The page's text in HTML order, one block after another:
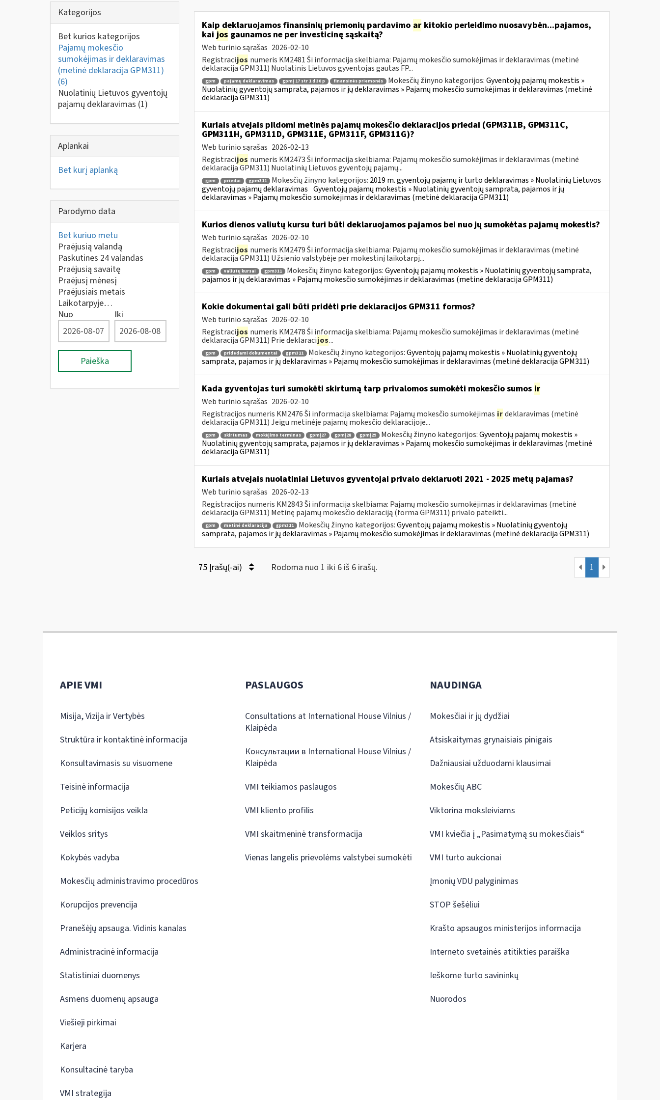
Kategorijos
Bet kurios kategorijos
Pajamų mokesčio
sumokėjimas ir deklaravimas
(metinė deklaracija GPM311)
(6)
Nuolatinių Lietuvos gyventojų
pajamų deklaravimas (1)
Aplankai
Bet kurį aplanką
Parodymo data
Bet kuriuo metu
Praėjusią valandą
Paskutines 24 valandas
Praėjusią savaitę
Praėjusį mėnesį
Praėjusiais metais
Laikotarpyje…
Nuo
Iki
Paieška
Kaip deklaruojamos finansinių priemonių pardavimo arkitokio perleidimo nuosavybėn...pajamos,
kai jos gaunamos ne per investicinę sąskaitą?
Web turinio sąrašas 2026-02-10
Registracijos numeris KM2481 Ši informacija skelbiama: Pajamų mokesčio sumokėjimas ir deklaravimas (metinė
deklaracija GPM311) Nuolatinis Lietuvos gyventojas gautas FP...
gpm pajamų deklaravimas gpmį 17 str 1 d 30 p finansinės priemonės Mokesčių žinyno kategorijos:Gyventojų pajamų mokestis »
Nuolatinių gyventojų samprata, pajamos ir jų deklaravimas » Pajamų mokesčio sumokėjimas ir deklaravimas (metinė
deklaracija GPM311)
Kuriais atvejais pildomi metinės pajamų mokesčio deklaracijos priedai (GPM311B, GPM311C,
GPM311H, GPM311D, GPM311E, GPM311F, GPM311G)?
Web turinio sąrašas 2026-02-13
Registracijos numeris KM2473 Ši informacija skelbiama: Pajamų mokesčio sumokėjimas ir deklaravimas (metinė
deklaracija GPM311) Nuolatinių Lietuvos gyventojų pajamų...
gpm priedai gpm311 Mokesčių žinyno kategorijos: 2019 m. gyventojų pajamų ir turto deklaravimas » Nuolatinių Lietuvos
gyventojų pajamų deklaravimas Gyventojų pajamų mokestis » Nuolatinių gyventojų samprata, pajamos ir jų
deklaravimas » Pajamų mokesčio sumokėjimas ir deklaravimas (metinė deklaracija GPM311)
Kurios dienos valiutų kursu turi būti deklaruojamos pajamos bei nuo jų sumokėtas pajamų mokestis?
Web turinio sąrašas 2026-02-10
Registracijos numeris KM2479 Ši informacija skelbiama: Pajamų mokesčio sumokėjimas ir deklaravimas (metinė
deklaracija GPM311) Užsienio valstybėje per mokestinį laikotarpį...
gpm valiutų kursai gpm311 Mokesčių žinyno kategorijos:Gyventojų pajamų mokestis » Nuolatinių gyventojų samprata,
pajamos ir jų deklaravimas » Pajamų mokesčio sumokėjimas ir deklaravimas (metinė deklaracija GPM311)
Kokie dokumentai gali būti pridėti prie deklaracijos GPM311 formos?
Web turinio sąrašas 2026-02-10
Registracijos numeris KM2478 Ši informacija skelbiama: Pajamų mokesčio sumokėjimas ir deklaravimas (metinė
deklaracija GPM311) Prie deklaracijos...
gpm pridedami dokumentai gpm311 Mokesčių žinyno kategorijos:Gyventojų pajamų mokestis » Nuolatinių gyventojų
samprata, pajamos ir jų deklaravimas » Pajamų mokesčio sumokėjimas ir deklaravimas (metinė deklaracija GPM311)
Kada gyventojas turi sumokėti skirtumą tarp privalomos sumokėti mokesčio sumos ir
Web turinio sąrašas 2026-02-10
Registracijos numeris KM2476 Ši informacija skelbiama: Pajamų mokesčio sumokėjimas ir deklaravimas (metinė
deklaracija GPM311) Jeigu metinėje pajamų mokesčio deklaracijoje...
gpm skirtumas mokėjimo terminas gpmį27 gpmį28 gpmį29 Mokesčių žinyno kategorijos:Gyventojų pajamų mokestis »
Nuolatinių gyventojų samprata, pajamos ir jų deklaravimas » Pajamų mokesčio sumokėjimas ir deklaravimas (metinė
deklaracija GPM311)
Kuriais atvejais nuolatiniai Lietuvos gyventojai privalo deklaruoti 2021 - 2025 metų pajamas?
Web turinio sąrašas 2026-02-13
Registracijos numeris KM2843 Ši informacija skelbiama: Pajamų mokesčio sumokėjimas ir deklaravimas (metinė
deklaracija GPM311) Metinę pajamų mokesčio deklaraciją (forma GPM311) privalo pateikti...
gpm metinė deklaracija gpm311 Mokesčių žinyno kategorijos:Gyventojų pajamų mokestis » Nuolatinių gyventojų
samprata, pajamos ir jų deklaravimas » Pajamų mokesčio sumokėjimas ir deklaravimas (metinė deklaracija GPM311)
75 Įrašų(-ai) Rodoma nuo 1 iki 6 iš 6 irašų. 1
APIE VMI
Misija, Vizija ir Vertybės
Struktūra ir kontaktinė informacija
Konsultavimasis su visuomene
Teisinė informacija
Peticijų komisijos veikla
Veiklos sritys
Kokybės vadyba
Mokesčių administravimo procedūros
Korupcijos prevencija
Pranešėjų apsauga. Vidinis kanalas
Administracinė informacija
Statistiniai duomenys
Asmens duomenų apsauga
Viešieji pirkimai
Karjera
Konsultacinė taryba
VMI strategija
PASLAUGOS
Consultations at International House Vilnius /
Klaipėda
Консультации в International House Vilnius /
Klaipėda
VMI teikiamos paslaugos
VMI kliento profilis
VMI skaitmeninė transformacija
Vienas langelis prievolėms valstybei sumokėti
NAUDINGA
Mokesčiai ir jų dydžiai
Atsiskaitymas grynaisiais pinigais
Dažniausiai užduodami klausimai
Mokesčių ABC
Viktorina moksleiviams
VMI kviečia į „Pasimatymą su mokesčiais“
VMI turto aukcionai
Įmonių VDU palyginimas
STOP šešėliui
Krašto apsaugos ministerijos informacija
Interneto svetainės atitikties paraiška
Ieškome turto savininkų
Nuorodos